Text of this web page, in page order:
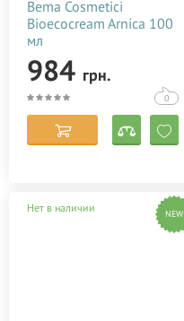
Bema Cosmetici
Bioecocream Arnica 100
мл
984 грн.
0
Нет в наличии NEW